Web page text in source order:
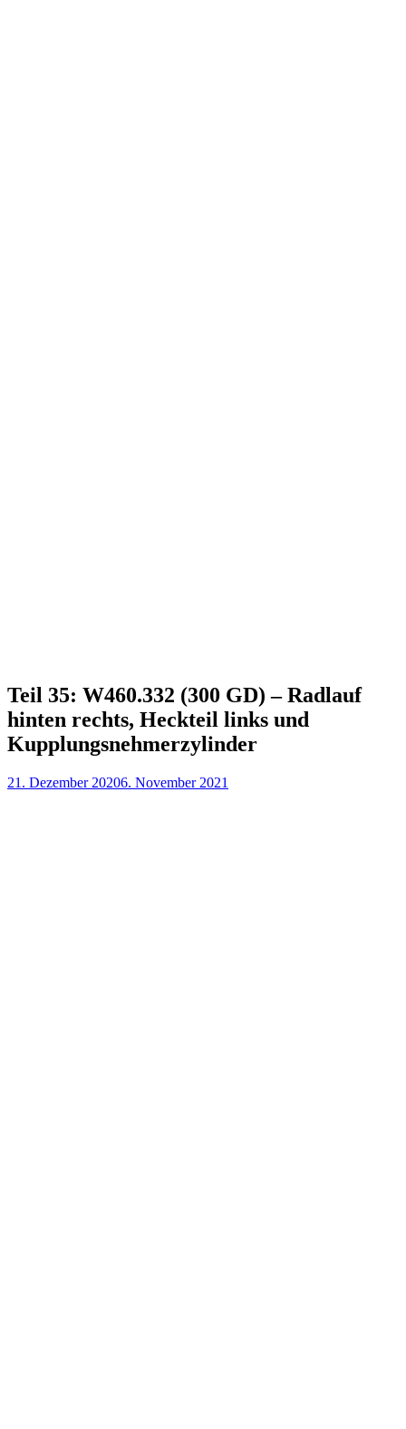
Teil 35: W460.332 (300 GD) – Radlauf
hinten rechts, Heckteil links und
Kupplungsnehmerzylinder
21. Dezember 20206. November 2021